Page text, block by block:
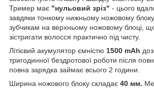
Тример має "нульовий зріз" - цього
завдяки тонкому нижньому ножовому
зубчикам на верхньому ножовому блоці,
зістригати волосся практично під чисту.
Літієвий акумулятор ємністю 1500 mAh
тригодинної бездротової роботи після
повна зарядка займає всього 2 години.
Ширина ножового блоку складає 40 мм.